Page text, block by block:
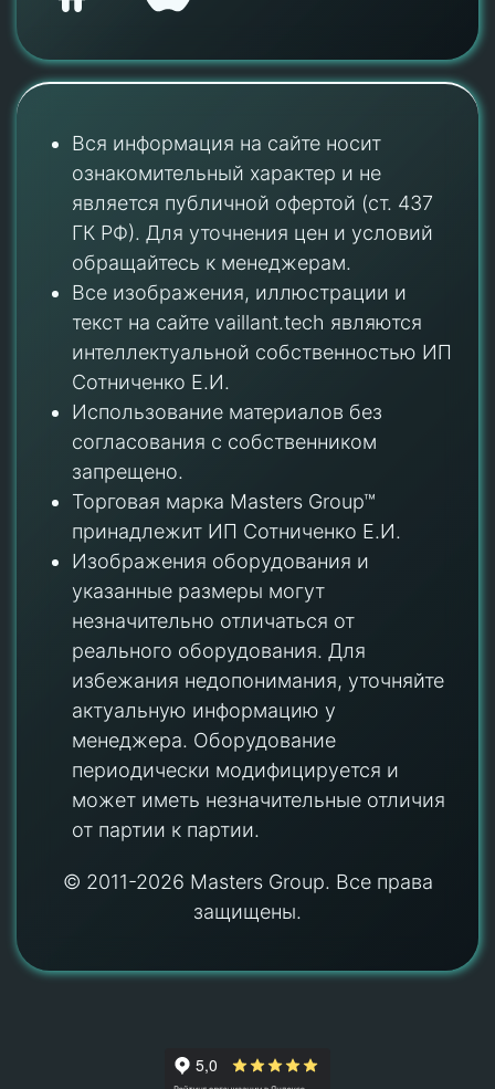
Вся информация на сайте носит
ознакомительный характер и не
является публичной офертой (ст. 437
ГК РФ). Для уточнения цен и условий
обращайтесь к менеджерам.
Все изображения, иллюстрации и
текст на сайте vaillant.tech являются
интеллектуальной собственностью ИП
Сотниченко Е.И.
Использование материалов без
согласования с собственником
запрещено.
Торговая марка Masters Group™
принадлежит ИП Сотниченко Е.И.
Изображения оборудования и
указанные размеры могут
незначительно отличаться от
реального оборудования. Для
избежания недопонимания, уточняйте
актуальную информацию у
менеджера. Оборудование
периодически модифицируется и
может иметь незначительные отличия
от партии к партии.
© 2011-2026 Masters Group. Все права
защищены.